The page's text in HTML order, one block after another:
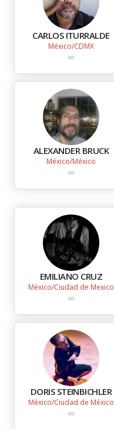
CARLOS ITURRALDE
México CDMX
ALEXANDER BRUCK
México México
EMILIANO CRUZ
México Ciudad de Mexico
DORIS STEINBICHLER
México Ciudad de México